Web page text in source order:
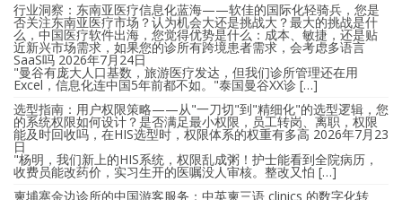
行业洞察：东南亚医疗信息化蓝海——软佳的国际化轻骑兵，您是
否关注东南亚医疗市场？认为机会大还是挑战大？最大的挑战是什
么，中国医疗软件出海，您觉得优势是什么：成本、敏捷，还是贴
近新兴市场需求，如果您的诊所有跨境患者需求，会考虑多语言
SaaS吗 2026年7月24日
"曼谷有庞大人口基数，旅游医疗发达，但我们诊所管理还在用
Excel，信息化连中国5年前都不如。"泰国曼谷XX诊 […]
选型指南：用户权限策略——从"一刀切"到"精细化"的选型逻辑，您
的系统权限如何设计？是否满足最小权限，员工转岗、离职，权限
能及时回收吗，在HIS选型时，权限体系的权重有多高 2026年7月23
日
"杨明，我们新上的HIS系统，权限乱成粥！护士能看到全院病历，
收费员能改药价，实习生开的医嘱没人审核。整改又怕 […]
柬埔寨金边诊所的中国游客服务：中英柬三语 clinics 的数字化转